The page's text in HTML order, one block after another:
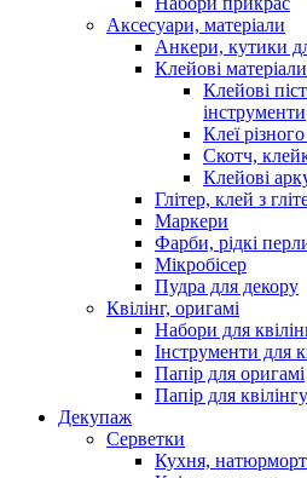
Аксесуари, матеріали
Анкери, кутики
Клейові матеріали
Клейові
інструменти
Клеї
Скотч,
Клейові
Глітер, клей з
Маркери
Фарби, рідкі
Мікробісер
Пудра для декору
Квілінг, оригамі
Набори для
Інструменти для
Папір для оригамі
Папір для
Декупаж
Серветки
Кухня,